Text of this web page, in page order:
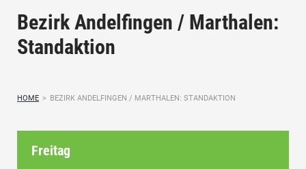
Bezirk Andelfingen / Marthalen:
Standaktion
HOME > BEZIRK ANDELFINGEN / MARTHALEN: STANDAKTION
Freitag